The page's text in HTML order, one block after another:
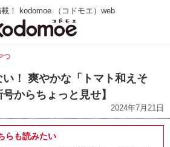
！ kodomoe （コドモエ）web
つ
！ 爽やかな「トマト和えそ
からちょっと見せ】
2024年7月21日
らも読みたい